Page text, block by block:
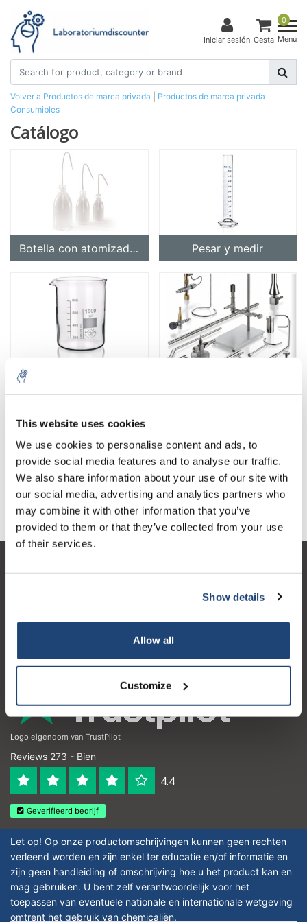
This website uses cookies
We use cookies to personalise content and ads, to
provide social media features and to analyse our traffic.
We also share information about your use of our site with
our social media, advertising and analytics partners who
may combine it with other information that you’ve
provided to them or that they’ve collected from your use
of their services.
Show details
Allow all
Customize
Iniciar sesión
0
Cesta Menú
Volver a Productos de marca privada
Productos de marca privada
Consumibles
Catálogo
Botella con atomizador Pesar y medir
Embudos, embudos de caída y separación Platos y cuencos
Atención al cliente
Detalles de contacto
Logo eigendom van TrustPilot
Reviews 273 - Bien
4.4
Geverifieerd bedrijf
Let op! Op onze productomschrijvingen kunnen geen rechten
verleend worden en zijn enkel ter educatie en/of informatie en
zijn geen handleiding of omschrijving hoe u het product kan en
mag gebruiken. U bent zelf verantwoordelijk voor het
toepassen van eventuele nationale en internationale wetgeving
omtrent het gebruik van chemicaliën.
5% off for your next order
Sign up for our newsletter to stay informed about
our new products, and receive a 10% discount on
your next purchase for all chemical products from
our own brand 😀
Your discount applies to orders above €50,00